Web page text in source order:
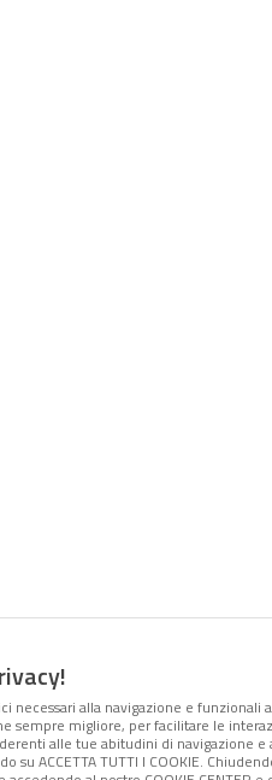
necessari alla navigazione e funzionali
sempre migliore, per facilitare le
alle tue abitudini di navigazione e
su ACCETTA TUTTI I COOKIE.